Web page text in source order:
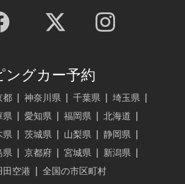
ングカー予約
都 神奈川県 千葉県 埼玉県
県 愛知県 福岡県 北海道
県 茨城県 山梨県 静岡県
県 京都府 宮城県 新潟県
田空港
全国の市区町村